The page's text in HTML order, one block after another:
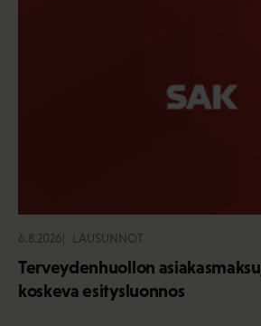
6.8.2026 LAUSUNNOT
Terveydenhuollon
koskeva esitysluonnos